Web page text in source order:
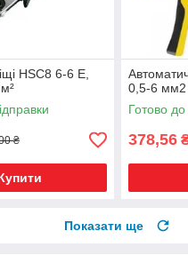
HSC8 6-6 Е,
₴
0,5-6 мм2
Готово до
378,56
Показати ще